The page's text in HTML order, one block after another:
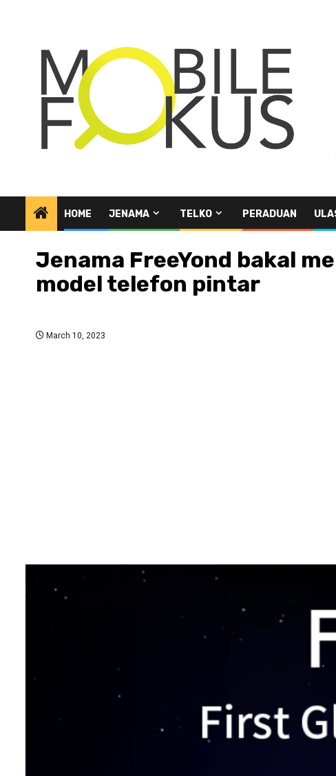
HOME JENAMA TELKO PERADUAN
Jenama FreeYond bakal
model telefon pintar
March 10, 2023